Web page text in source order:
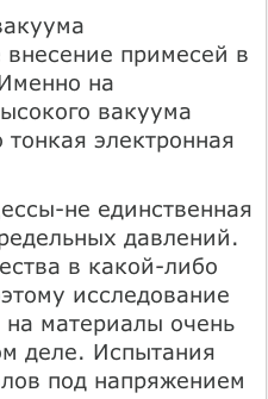
внесение примесей в
на
вакуума
электронная
не единственная
давлений.
в какой-либо
исследование
на материалы очень
деле. Испытания
под напряжением